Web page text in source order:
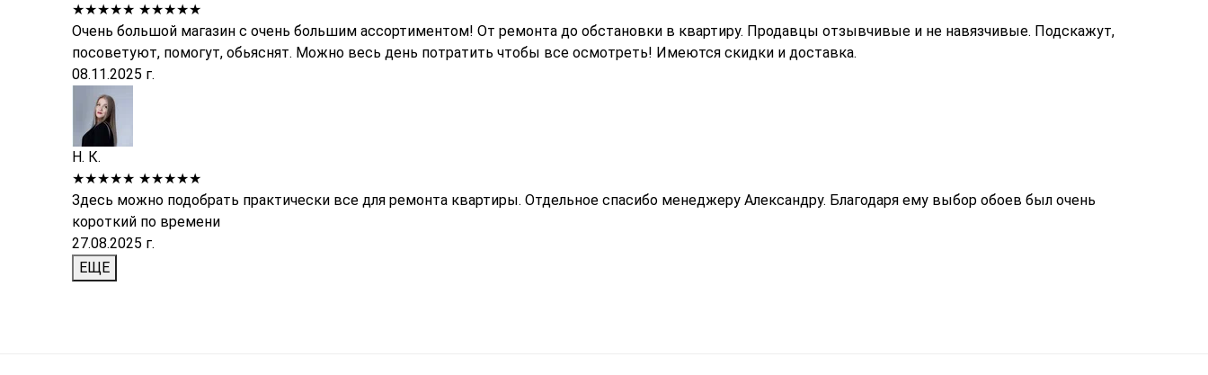
★★★★★ ★★★★★
Очень большой магазин с очень большим ассортиментом! От ремонта до обстановки в квартиру. Продавцы отзывчивые и не навязчивые. Подскажут,
посоветуют, помогут, обьяснят. Можно весь день потратить чтобы все осмотреть! Имеются скидки и доставка.
08.11.2025 г.
Н. К.
★★★★★ ★★★★★
Здесь можно подобрать практически все для ремонта квартиры. Отдельное спасибо менеджеру Александру. Благодаря ему выбор обоев был очень
короткий по времени
27.08.2025 г.
ЕЩЕ